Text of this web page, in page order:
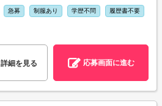
急募 制服あり 学歴不問 履歴書不要
詳細を見る 応募画面に進む